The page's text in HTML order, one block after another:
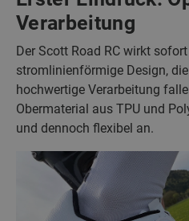
Verarbeitung
Der Scott Road RC wirkt
stromlinienförmige Design,
hochwertige Verarbeitung
Obermaterial aus TPU und
und dennoch flexibel an.